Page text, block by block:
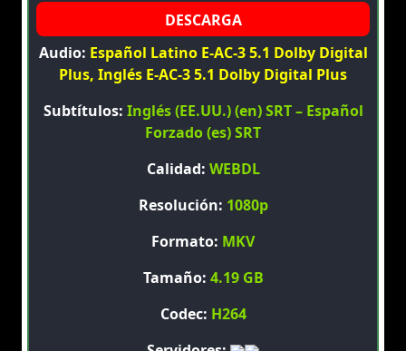
Audio: Español Latino E-AC-3 5.1 Dolby Digital
Plus, Inglés E-AC-3 5.1 Dolby Digital Plus
Subtítulos: Inglés (EE.UU.) (en) SRT – Español
Forzado (es) SRT
Calidad: WEBDL
Resolución: 1080p
Formato: MKV
Tamaño: 4.19 GB
Codec: H264